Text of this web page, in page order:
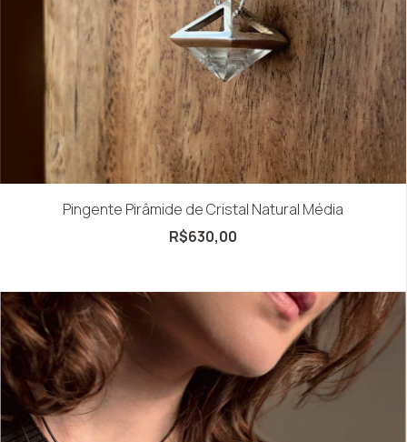
Pingente Pirâmide de Cristal Natural Média
R$630,00